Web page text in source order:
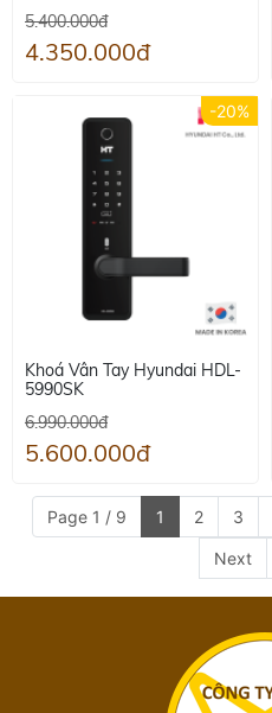
5.400.000đ
4.350.000đ
Khoá Vân Tay Hyundai HDL-
5990SK
6.990.000đ
5.600.000đ
-20%
Page 1 / 9 1 2 3
Next